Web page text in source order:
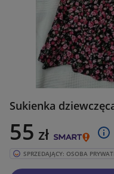
Sukienka
55 zł
SPRZEDAJĄCY: OSOBA